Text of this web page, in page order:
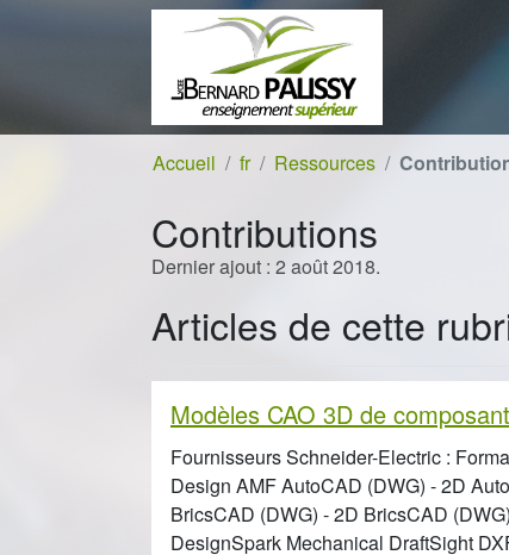
Aller à la navigation
Accueil fr Ressources
Contributions
Dernier ajout : 2 août 2018.
Articles de cette
Modèles CAO 3D de
Fournisseurs Schneider-Electric :
Design AMF AutoCAD (DWG) - 2D
BricsCAD (DWG) - 2D BricsCAD
DesignSpark Mechanical DraftSight